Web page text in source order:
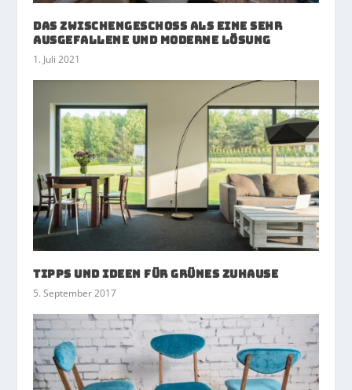
Das Zwischengeschoss als eine sehr
ausgefallene und moderne Lösung
1. Juli 2021
Tipps und Ideen für Grünes Zuhause
5. September 2017